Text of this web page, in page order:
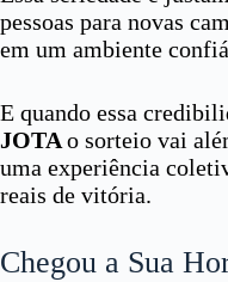
pessoas para novas
em um ambiente
E quando essa
JOTAo sorteio vai
uma experiência
reais de vitória.
Chegou a Sua